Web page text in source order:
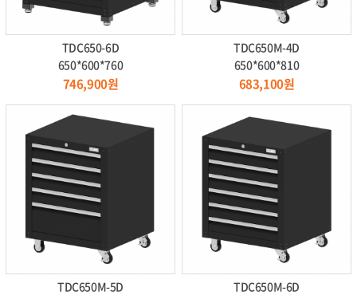
TDC650-6D
650*600*760
746,900원
TDC650M-4D
650*600*810
683,100원
TDC650M-5D
TDC650M-6D